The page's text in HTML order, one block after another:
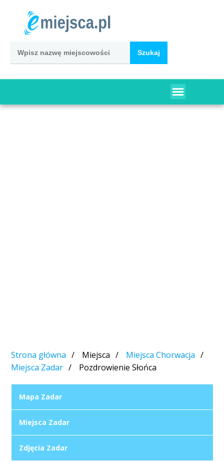
Strona główna Miejsca
Miejsca Chorwacja
Miejsca Zadar
Pozdrowienie Słońca
Mapa Zadar
Miejsca Zadar
Zdjęcia Zadar